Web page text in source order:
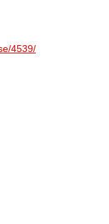
4539/